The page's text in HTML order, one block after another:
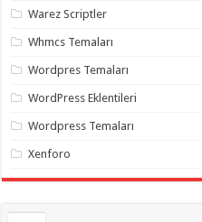
hilesi ,
takipçi
instagram
hilesi ,
Warez Scriptler
Whmcs Temaları
Wordpres Temaları
WordPress Eklentileri
Wordpress Temaları
Xenforo